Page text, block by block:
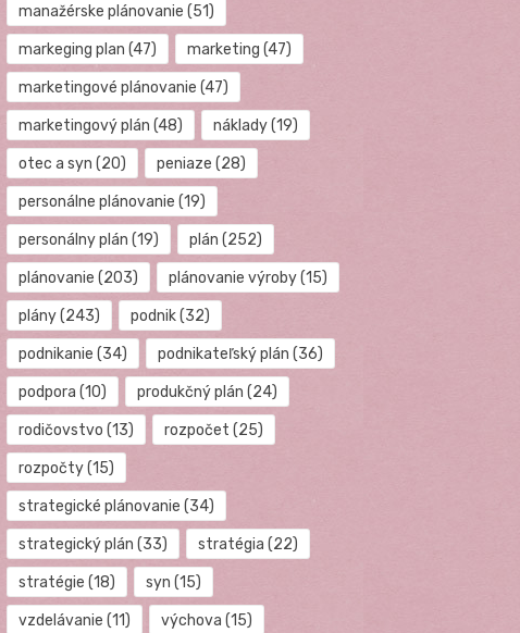
manažérske plánovanie (51)
markeging plan (47) marketing (47)
marketingové plánovanie (47)
marketingový plán (48) náklady(19)
otec a syn (20) peniaze (28)
personálne plánovanie (19)
personálny plán (19) plán (252)
plánovanie (203) plánovanie výroby(15)
plány(243) podnik(32)
podnikanie (34) podnikateľský plán (36)
podpora (10) produkčný plán (24)
rodičovstvo (13) rozpočet (25)
rozpočty(15)
strategické plánovanie (34)
strategický plán (33) stratégia (22)
stratégie (18) syn (15)
vzdelávanie (11) výchova (15)